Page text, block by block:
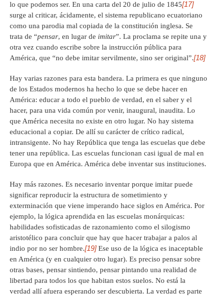
lo que podemos ser. En una carta del 20 de julio de 1845[17]
surge al criticar, ácidamente, el sistema republicano ecuatoriano
como una parodia mal copiada de la constitución inglesa. Se
trata de “pensar, en lugar de imitar”. La proclama se repite una y
otra vez cuando escribe sobre la instrucción pública para
América, que “no debe imitar servilmente, sino ser original”.[18]
Hay varias razones para esta bandera. La primera es que ninguno
de los Estados modernos ha hecho lo que se debe hacer en
América: educar a todo el pueblo de verdad, en el saber y el
hacer, para una vida común por venir, inaugural, inaudita. Lo
que América necesita no existe en otro lugar. No hay sistema
educacional a copiar. De allí su carácter de crítico radical,
intransigente. No hay República que tenga las escuelas que debe
tener una república. Las escuelas funcionan casi igual de mal en
Europa que en América. América debe inventar sus instituciones.
Hay más razones. Es necesario inventar porque imitar puede
significar reproducir la estructura de sometimiento y
exterminación que viene imperando hace siglos en América. Por
ejemplo, la lógica aprendida en las escuelas monárquicas:
habilidades sofisticadas de razonamiento como el silogismo
aristotélico para concluir que hay que hacer trabajar a palos al
indio por no ser hombre.[19]Ese uso de la lógica es inaceptable
en América (y en cualquier otro lugar). Es preciso pensar sobre
otras bases, pensar sintiendo, pensar pintando una realidad de
libertad para todos los que habitan estos suelos. No está la
verdad allí afuera esperando ser descubierta. La verdad es parte